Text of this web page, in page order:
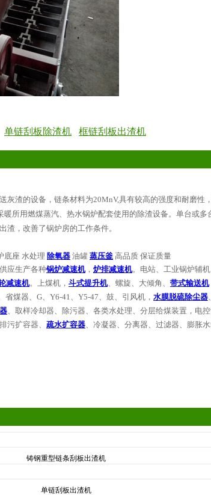
单链刮板除渣机 框链刮板出渣机
灰渣的设备，链条材料为20MnV,具有较高的强度和耐磨性
暖所用燃煤蒸汽、热水锅炉配套使用的除渣设备。单台或
渣，改善了锅炉房的工作条件。
底座 水处理 除氧器 油罐 蒸压釜 高品质 保证质量
应生产各种锅炉减速机， 炉排减速机。电站、工业锅炉辅
减速机。上煤机， 斗式提升机、螺旋、大倾角、 带式输送机
省煤器、 G、 Y6-41、 Y5-47、鼓、引风机， 水膜脱硫除尘器、
、取样冷却器、除污器、各类水处理、分层给煤装置，电
污扩容器、 疏水扩容器、冷凝器、分离器、过滤器、膨胀
铸钢重型链条刮板出渣机
单链刮板出渣机